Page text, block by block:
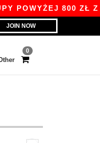
800 ZŁ Z
JOIN NOW
0